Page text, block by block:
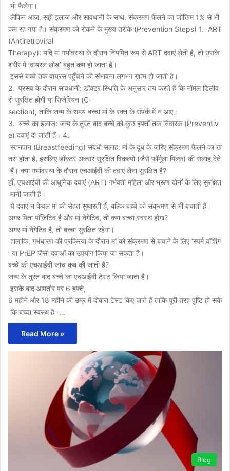
भी फैलेगा।
लेकिन आज, सही इलाज और सावधानी के साथ, संक्रमण फैलने का जोखिम 1% से भी
कम रह गया है। संक्रमण को रोकने के मुख्य तरीके (Prevention Steps) 1. ART
(Antiretroviral
Therapy): यदि मां गर्भावस्था के दौरान नियमित रूप से ART दवाएं लेती है, तो उसके
शरीर में ‘वायरल लोड’ बहुत कम हो जाता है।
इससे बच्चे तक वायरस पहुँचने की संभावना लगभग खत्म हो जाती है।
2. प्रसव के दौरान सावधानी: डॉक्टर स्थिति के अनुसार तय करते हैं कि नॉर्मल डिलीव
री सुरक्षित होगी या सिजेरियन (C-
section), ताकि जन्म के समय बच्चा मां के रक्त के संपर्क में न आए।
3. बच्चे का इलाज: जन्म के तुरंत बाद बच्चे को कुछ हफ्तों तक निवारक (Preventiv
e) दवाएं दी जाती हैं। 4.
स्तनपान (Breastfeeding) संबंधी सलाह: मां के दूध के जरिए संक्रमण फैलने का ख
तरा होता है, इसलिए डॉक्टर अक्सर सुरक्षित विकल्पों (जैसे फॉर्मूला मिल्क) की सलाह देते
हैं। क्या गर्भावस्था के दौरान एचआईवी की दवाएं लेना सुरक्षित है?
हाँ, एचआईवी की आधुनिक दवाएं (ART) गर्भवती महिला और भ्रूण दोनों के लिए सुरक्षित
मानी जाती हैं।
ये दवाएं न केवल मां की सेहत सुधारती हैं, बल्कि बच्चे को संक्रमण से भी बचाती हैं।
अगर पिता पॉजिटिव है और मां नेगेटिव, तो क्या बच्चा स्वस्थ होगा?
अगर मां नेगेटिव है, तो बच्चा सुरक्षित रहेगा।
हालांकि, गर्भधारण की प्रक्रिया के दौरान मां को संक्रमण से बचाने के लिए ‘स्पर्म वॉशिंग
’ या PrEP जैसी दवाओं का उपयोग किया जा सकता है।
बच्चे की एचआईवी जांच कब की जाती है?
जन्म के तुरंत बाद बच्चे का एचआईवी टेस्ट किया जाता है।
इसके बाद आमतौर पर 6 हफ्ते,
6 महीने और 18 महीने की उम्र में दोबारा टेस्ट किए जाते हैं ताकि पूरी तरह पुष्टि हो सके
कि बच्चा स्वस्थ है।…
Read More »
Blog